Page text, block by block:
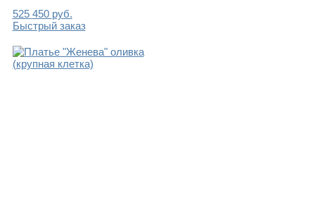
525 450 руб.
Быстрый заказ